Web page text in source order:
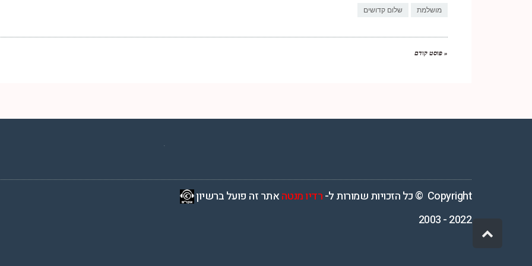
מושלמת שלום קדושים
« פוסט קודם
Copyright © כל הזכויות שמורות ל- רדיו מנטהאתר זה פועל ברשיון
2022 - 2003